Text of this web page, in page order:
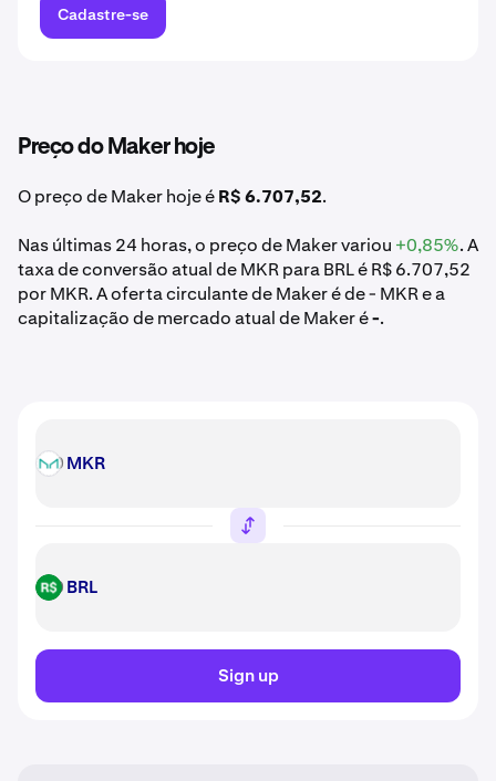
Cadastre-se
Preço do Maker hoje
O preço de Maker hoje éR$ 6.707,52.
Nas últimas 24 horas, o preço de Maker variou +0,85%. A
taxa de conversão atual de MKR para BRL é R$ 6.707,52
por MKR. A oferta circulante de Maker é de - MKR e a
capitalização de mercado atual de Maker é-.
MKR MKR
BRL BRL
Sign up